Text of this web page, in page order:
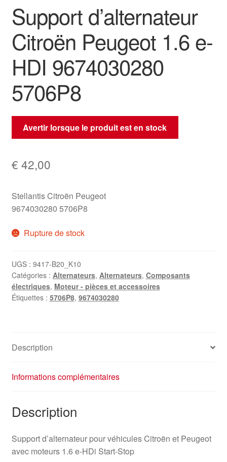
Support d’alternateur
Citroën Peugeot 1.6 e-
HDI 9674030280
5706P8
Avertir lorsque le produit est en stock
€ 42,00
Stellantis Citroën Peugeot
9674030280 5706P8
Rupture de stock
UGS : 9417-B20_K10
Catégories : Alternateurs, Alternateurs, Composants
électriques, Moteur - pièces et accessoires
Étiquettes : 5706P8, 9674030280
Description
Informations complémentaires
Description
Support d’alternateur pour véhicules Citroën et Peugeot
avec moteurs 1.6 e-HDi Start-Stop